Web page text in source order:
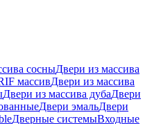
сосныДвери из массива
массивДвери из массива
Двери из массива дубаДвери
Двери эмальДвери
Дверные системыВходные